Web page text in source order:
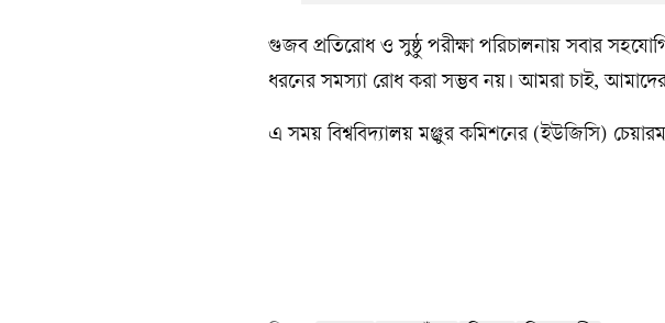
‎গুজব প্রতিরোধ ও সুষ্ঠু পরীক্ষা পরিচালনায় সবার
ধরনের সমস্যা রোধ করা সম্ভব নয়। আমরা চাই, আমাদের
‎এ সময় বিশ্ববিদ্যালয় মঞ্জুর কমিশনের (ইউজিসি)